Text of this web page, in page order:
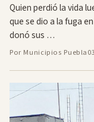
Quien perdió la vida
que se dio a la fuga
donó sus …
Por Municipios Puebla